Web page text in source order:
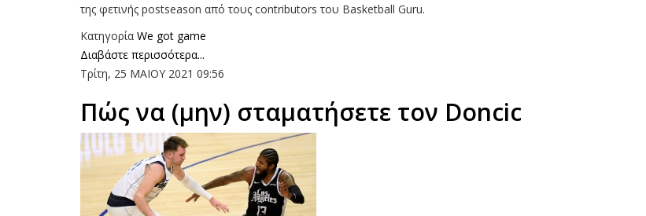
της φετινής postseason από τους contributors του Basketball Guru.
Κατηγορία We got game
Διαβάστε περισσότερα...
Τρίτη, 25 ΜΑΙΟΥ 2021 09:56
Πώς να (μην) σταματήσετε τον Doncic